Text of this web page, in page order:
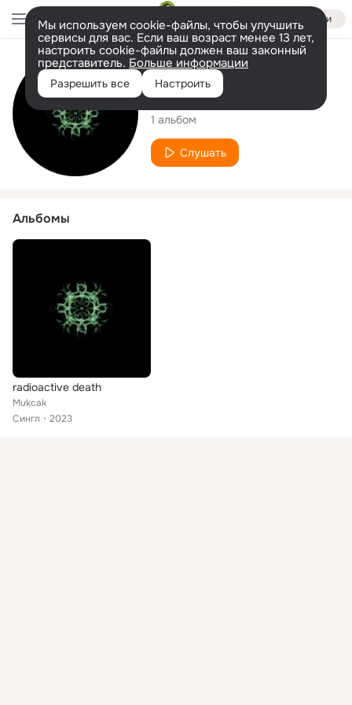
Войти
Мы используем cookie-файлы, чтобы улучшить
сервисы для вас. Если ваш возраст менее 13 лет,
настроить cookie-файлы должен ваш законный
представитель. Больше информации
Разрешить все Настроить
Исполнитель
Mukcak
1 альбом
Слушать
Альбомы
radioactive death
Mukcak
Сингл
2023